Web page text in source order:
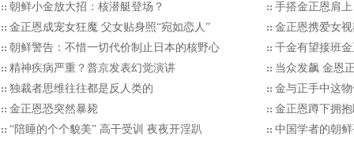
朝鲜小金放大招：核潜艇登场？
手搭金正恩肩
金正恩成宠女狂魔 父女贴身照“宛如恋人”
金正恩携爱女
朝鲜警告：不惜一切代价制止日本的核野心
千金有望接班
精神疾病严重？普京发表幻觉演讲
当众发飙 金恩
独裁者思维往往都是反人类的
金与正手中这
金正恩恐突然暴毙
金正恩蹲下拥
“陪睡的个个貌美” 高干受训 夜夜开淫趴
中国学者的朝